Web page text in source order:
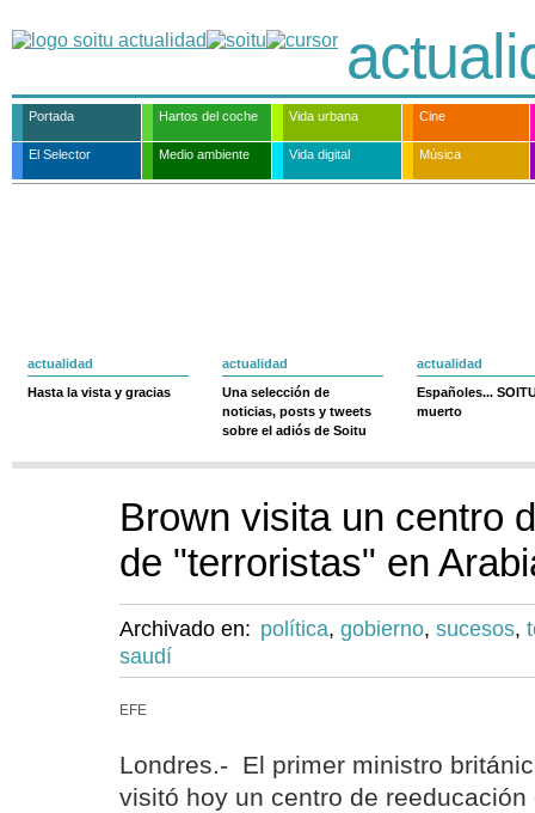
Portada Hartos del coche Vida urbana Cine
El Selector Medio ambiente Vida digital Música
actualidad
Hasta la vista y gracias
actualidad
Una selección de
noticias, posts y tweets
sobre el adiós de Soitu
actualidad
Españoles...
muerto
Brown visita un centro
de "terroristas" en
Archivado en: política, gobierno, sucesos,
saudí
EFE
Londres.- El primer ministro
visitó hoy un centro de reeducación